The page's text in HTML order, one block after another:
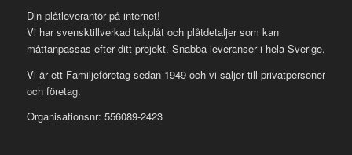
Din plåtleverantör på internet!
Vi har svensktillverkad takplåt och plåtdetaljer som kan
måttanpassas efter ditt projekt. Snabba leveranser i hela Sverige.
Vi är ett Familjeföretag sedan 1949 och vi säljer till privatpersoner
och företag.
Organisationsnr: 556089-2423